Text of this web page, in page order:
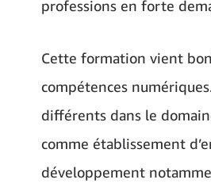
professions en forte
Cette formation vient
compétences
différents dans le
comme établissement
développement